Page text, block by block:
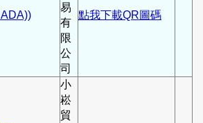
易
有
限
公
司
點我下載QR圖碼
小
崧
貿